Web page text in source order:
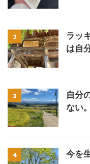
2
ラッ
は自
3
自分
ない。
4 今を